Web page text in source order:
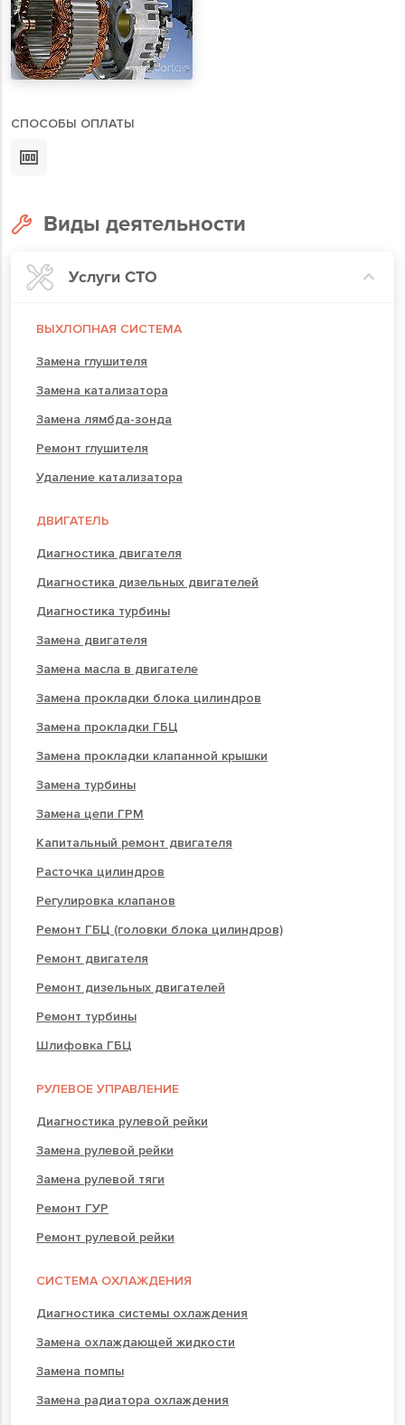
СПОСОБЫ ОПЛАТЫ
Виды деятельности
Услуги СТО
ВЫХЛОПНАЯ СИСТЕМА
Замена глушителя
Замена катализатора
Замена лямбда-зонда
Ремонт глушителя
Удаление катализатора
ДВИГАТЕЛЬ
Диагностика двигателя
Диагностика дизельных двигателей
Диагностика турбины
Замена двигателя
Замена масла в двигателе
Замена прокладки блока цилиндров
Замена прокладки ГБЦ
Замена прокладки клапанной крышки
Замена турбины
Замена цепи ГРМ
Капитальный ремонт двигателя
Расточка цилиндров
Регулировка клапанов
Ремонт ГБЦ (головки блока цилиндров)
Ремонт двигателя
Ремонт дизельных двигателей
Ремонт турбины
Шлифовка ГБЦ
РУЛЕВОЕ УПРАВЛЕНИЕ
Диагностика рулевой рейки
Замена рулевой рейки
Замена рулевой тяги
Ремонт ГУР
Ремонт рулевой рейки
СИСТЕМА ОХЛАЖДЕНИЯ
Диагностика системы охлаждения
Замена охлаждающей жидкости
Замена помпы
Замена радиатора охлаждения